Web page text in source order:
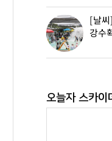
[날
강수
오늘자 스카이